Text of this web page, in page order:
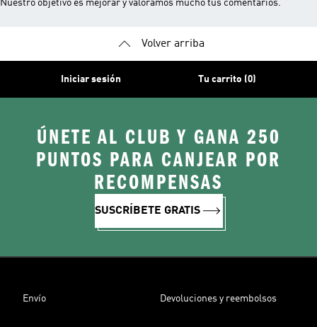
Nuestro objetivo es mejorar y valoramos mucho tus comentarios.
Volver arriba
Iniciar sesión Tu carrito (0)
ÚNETE AL CLUB Y GANA 250
PUNTOS PARA CANJEAR POR
RECOMPENSAS
SUSCRÍBETE GRATIS
Envío Devoluciones y reembolsos